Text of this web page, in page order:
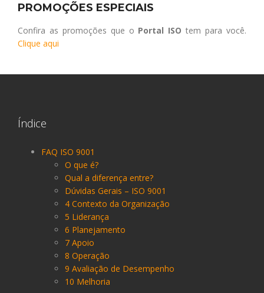
PROMOÇÕES ESPECIAIS
Confira as promoções que o Portal ISO tem para você.
Clique aqui
Índice
FAQ ISO 9001
O que é?
Qual a diferença entre?
Dúvidas Gerais – ISO 9001
4 Contexto da Organização
5 Liderança
6 Planejamento
7 Apoio
8 Operação
9 Avaliação de Desempenho
10 Melhoria